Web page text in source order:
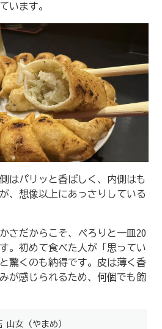
います。
はパリッと香ばしく、内側はも
、想像以上にあっさりしている
さだからこそ、ぺろりと一皿20
。初めて食べた人が「思ってい
驚くのも納得です。皮は薄く香
が感じられるため、何個でも飽
山女（やまめ）